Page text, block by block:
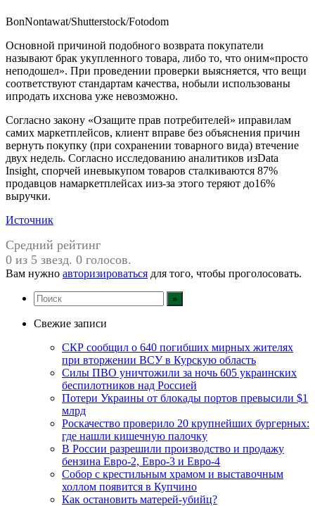
BonNontawat/Shutterstock/Fotodom
Основной причиной подобного возврата покупатели
называют брак укупленного товара, либо то, что оним«просто
неподошел». При проведении проверки выясняется, что вещи
соответствуют стандартам качества, нобыли использованы
ипродать ихснова уже невозможно.
Согласно закону «Озащите прав потребителей» иправилам
самих маркетплейсов, клиент вправе без объяснения причин
вернуть покупку (при сохранении товарного вида) втечение
двух недель. Согласно исследованию аналитиков изData
Insight, спорчей иневыкупом товаров сталкиваются 87%
продавцов намаркетплейсах ииз-за этого теряют до16%
выручки.
Источник
Средний рейтинг
0 из 5 звезд. 0 голосов.
Вам нужно авторизироваться для того, чтобы проголосовать.
Свежие записи
СКР сообщил о 640 погибших мирных жителях
при вторжении ВСУ в Курскую область
Силы ПВО уничтожили за ночь 605 украинских
беспилотников над Россией
Потери Украины от блокады портов превысили $1
млрд
Роскачество проверило 20 крупнейших бургерных:
где нашли кишечную палочку
В России разрешили производство и продажу
бензина Евро-2, Евро-3 и Евро-4
Собор с крестильным храмом и выставочным
холлом появится в Купчино
Как остановить матерей-убийц?